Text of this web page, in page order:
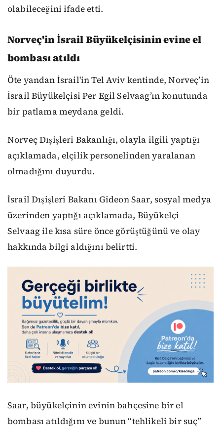
olabileceğini ifade etti.
Norveç'in İsrail Büyükelçisinin evine el
bombası atıldı
Öte yandan İsrail'in Tel Aviv kentinde, Norveç’in
İsrail Büyükelçisi Per Egil Selvaag’ın konutunda
bir patlama meydana geldi.
Norveç Dışişleri Bakanlığı, olayla ilgili yaptığı
açıklamada, elçilik personelinden yaralanan
olmadığını duyurdu.
İsrail Dışişleri Bakanı Gideon Saar, sosyal medya
üzerinden yaptığı açıklamada, Büyükelçi
Selvaag ile kısa süre önce görüştüğünü ve olay
hakkında bilgi aldığını belirtti.
Saar, büyükelçinin evinin bahçesine bir el
bombası atıldığını ve bunun “tehlikeli bir suç”